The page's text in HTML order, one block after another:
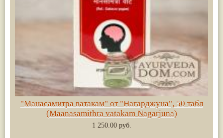
"Манасамитра ватакам" от "Нагарджуна", 50 табл
(Maanasamithra vatakam Nagarjuna)
1 250.00 руб.